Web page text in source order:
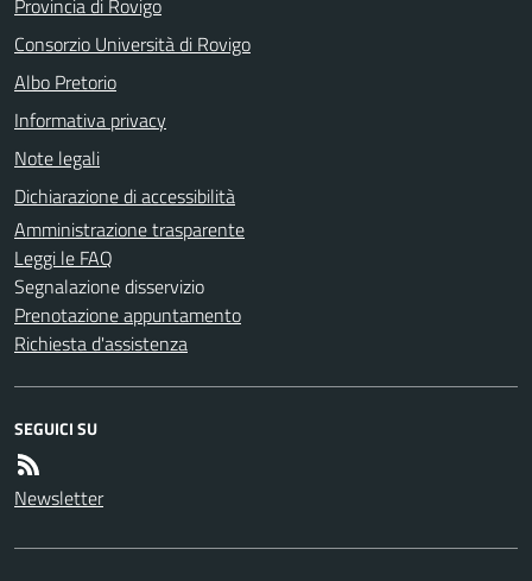
Consorzio Università di Rovigo
Albo Pretorio
Informativa privacy
Note legali
Dichiarazione di accessibilità
Amministrazione trasparente
Leggi le FAQ
Segnalazione disservizio
Prenotazione appuntamento
Richiesta d'assistenza
SEGUICI SU
Newsletter